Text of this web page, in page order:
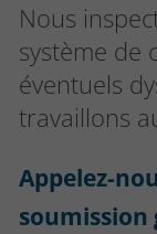
Nous
système de
éventuels
travaillons
Appelez-